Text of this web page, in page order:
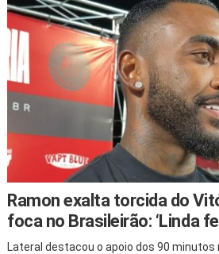
Ramon exalta torcida do
foca no Brasileirão: ‘Linda
Lateral destacou o apoio dos 90 minutos